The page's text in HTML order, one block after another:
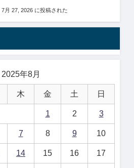
7月 27, 2026 に投稿された
2025年8月
木 金 土 日
1 2 3
7 8 9 10
14 15 16 17